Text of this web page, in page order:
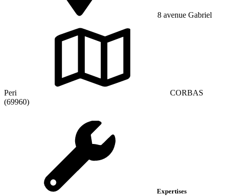
8 avenue Gabriel
Peri
CORBAS
(69960)
Expertises